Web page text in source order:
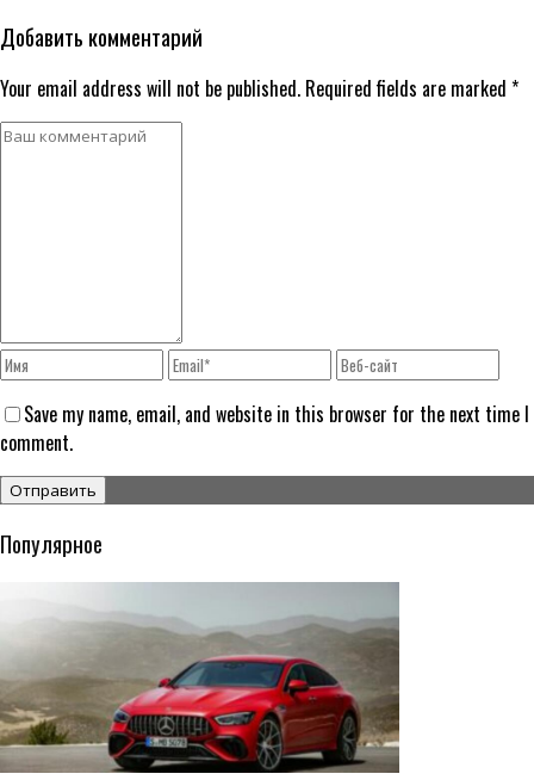
Добавить комментарий
Your email address will not be published. Required fields are marked *
Save my name, email, and website in this browser for the next time I
comment.
Популярное